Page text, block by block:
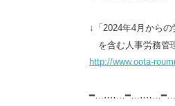
↓「 2024年4月から
を含む人事労務管
http://www.oota-